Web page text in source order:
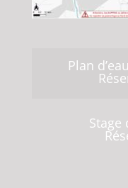
Plan
Stage